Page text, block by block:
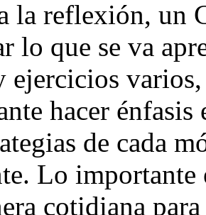
la reflexión, un
lo que se va
ejercicios
hacer énfasis
de cada
Lo importante
cotidiana